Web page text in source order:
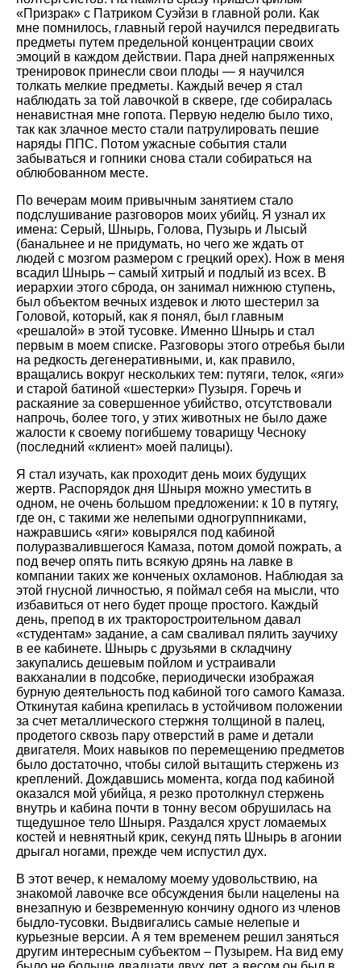
«Призрак» с Патриком Суэйзи в главной роли. Как
мне помнилось, главный герой научился передвигать
предметы путем предельной концентрации своих
эмоций в каждом действии. Пара дней напряженных
тренировок принесли свои плоды — я научился
толкать мелкие предметы. Каждый вечер я стал
наблюдать за той лавочкой в сквере, где собиралась
ненавистная мне гопота. Первую неделю было тихо,
так как злачное место стали патрулировать пешие
наряды ППС. Потом ужасные события стали
забываться и гопники снова стали собираться на
облюбованном месте.
По вечерам моим привычным занятием стало
подслушивание разговоров моих убийц. Я узнал их
имена: Серый, Шнырь, Голова, Пузырь и Лысый
(банальнее и не придумать, но чего же ждать от
людей с мозгом размером с грецкий орех). Нож в меня
всадил Шнырь – самый хитрый и подлый из всех. В
иерархии этого сброда, он занимал нижнюю ступень,
был объектом вечных издевок и люто шестерил за
Головой, который, как я понял, был главным
«решалой» в этой тусовке. Именно Шнырь и стал
первым в моем списке. Разговоры этого отребья были
на редкость дегенеративными, и, как правило,
вращались вокруг нескольких тем: путяги, телок, «яги»
и старой батиной «шестерки» Пузыря. Горечь и
раскаяние за совершенное убийство, отсутствовали
напрочь, более того, у этих животных не было даже
жалости к своему погибшему товарищу Чесноку
(последний «клиент» моей палицы).
Я стал изучать, как проходит день моих будущих
жертв. Распорядок дня Шныря можно уместить в
одном, не очень большом предложении: к 10 в путягу,
где он, с такими же нелепыми одногруппниками,
нажравшись «яги» ковырялся под кабиной
полуразвалившегося Камаза, потом домой пожрать, а
под вечер опять пить всякую дрянь на лавке в
компании таких же конченых охламонов. Наблюдая за
этой гнусной личностью, я поймал себя на мысли, что
избавиться от него будет проще простого. Каждый
день, препод в их тракторостроительном давал
«студентам» задание, а сам сваливал пялить заучиху
в ее кабинете. Шнырь с друзьями в складчину
закупались дешевым пойлом и устраивали
вакханалии в подсобке, периодически изображая
бурную деятельность под кабиной того самого Камаза.
Откинутая кабина крепилась в устойчивом положении
за счет металлического стержня толщиной в палец,
продетого сквозь пару отверстий в раме и детали
двигателя. Моих навыков по перемещению предметов
было достаточно, чтобы силой вытащить стержень из
креплений. Дождавшись момента, когда под кабиной
оказался мой убийца, я резко протолкнул стержень
внутрь и кабина почти в тонну весом обрушилась на
тщедушное тело Шныря. Раздался хруст ломаемых
костей и невнятный крик, секунд пять Шнырь в агонии
дрыгал ногами, прежде чем испустил дух.
В этот вечер, к немалому моему удовольствию, на
знакомой лавочке все обсуждения были нацелены на
внезапную и безвременную кончину одного из членов
быдло-тусовки. Выдвигались самые нелепые и
курьезные версии. А я тем временем решил заняться
другим интересным субъектом – Пузырем. На вид ему